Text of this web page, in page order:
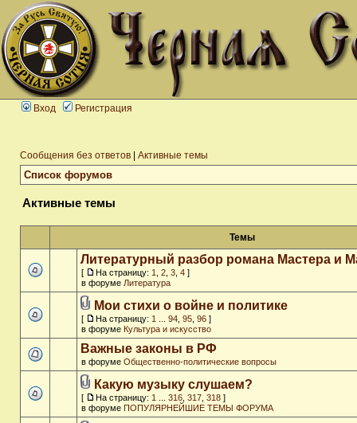
Вход Регистрация
Сообщения без ответов Активные темы
Список форумов
Активные темы
Темы
Литературный разбор романа Мастера и
[ На страницу: 1 2 3 4 ]
в форуме Литература
Мои стихи о войне и политике
[ На страницу: 1 94 95 96 ]
в форуме Культура и искусство
Важные законы в РФ
в форуме Общественно-политические вопросы
Какую музыку слушаем?
[ На страницу: 1 316 317 318 ]
в форуме ПОПУЛЯРНЕЙШИЕ ТЕМЫ ФОРУМА